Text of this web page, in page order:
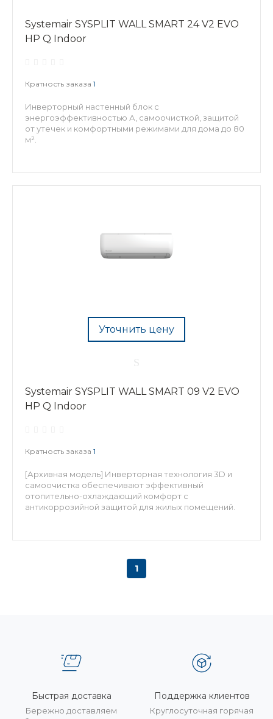
Systemair SYSPLIT WALL SMART 24 V2 EVO
HP Q Indoor
Кратность заказа 1
Инверторный настенный блок с
энергоэффективностью А, самоочисткой, защитой
от утечек и комфортными режимами для дома до 80
м².
Уточнить цену
Systemair SYSPLIT WALL SMART 09 V2 EVO
HP Q Indoor
Кратность заказа 1
[Архивная модель] Инверторная технология 3D и
самоочистка обеспечивают эффективный
отопительно-охлаждающий комфорт с
антикоррозийной защитой для жилых помещений.
1
Быстрая доставка
Бережно доставляем
Поддержка клиентов
Круглосуточная горячая